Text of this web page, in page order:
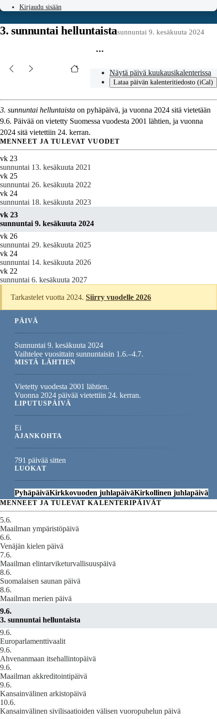
Kirjaudu sisään
3. sunnuntai helluntaistasunnuntai 9. kesäkuuta 2024
Näytä päivä kuukausikalenterissa
Lataa päivän kalenteritiedosto (iCal)
3. sunnuntai helluntaista on pyhäpäivä, ja vuonna 2024 sitä vietetään
9.6. Päivää on vietetty Suomessa vuodesta 2001 lähtien, ja vuonna
2024 sitä vietettiin 24. kerran.
MENNEET JA TULEVAT VUODET
vk 23
sunnuntai 13. kesäkuuta 2021
vk 25
sunnuntai 26. kesäkuuta 2022
vk 24
sunnuntai 18. kesäkuuta 2023
vk 23
sunnuntai 9. kesäkuuta 2024
vk 26
sunnuntai 29. kesäkuuta 2025
vk 24
sunnuntai 14. kesäkuuta 2026
vk 22
sunnuntai 6. kesäkuuta 2027
Tarkastelet vuotta 2024.Siirry vuodelle 2026
PÄIVÄ
Sunnuntai 9. kesäkuuta 2024
Vaihtelee vuosittain sunnuntaisin 1.6.–4.7.
MISTÄ LÄHTIEN
Vietetty vuodesta 2001 lähtien.
Vuonna 2024 päivää vietettiin 24. kerran.
LIPUTUSPÄIVÄ
Ei
AJANKOHTA
791 päivää sitten
LUOKAT
PyhäpäiväKirkkovuoden juhlapäiväKirkollinen juhlapäivä
MENNEET JA TULEVAT KALENTERIPÄIVÄT
5.6.
Maailman ympäristöpäivä
6.6.
Venäjän kielen päivä
7.6.
Maailman elintarviketurvallisuuspäivä
8.6.
Suomalaisen saunan päivä
8.6.
Maailman merien päivä
9.6.
3. sunnuntai helluntaista
9.6.
Europarlamenttivaalit
9.6.
Ahvenanmaan itsehallintopäivä
9.6.
Maailman akkreditointipäivä
9.6.
Kansainvälinen arkistopäivä
10.6.
Kansainvälinen sivilisaatioiden välisen vuoropuhelun päivä